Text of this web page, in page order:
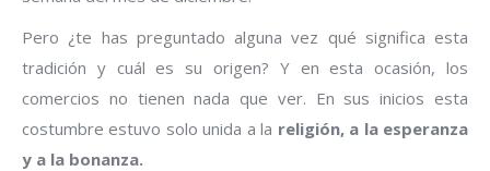
Pero ¿te has preguntado alguna vez qué significa esta
tradición y cuál es su origen? Y en esta ocasión, los
comercios no tienen nada que ver. En sus inicios esta
costumbre estuvo solo unida a la religión, a la esperanza
y a la bonanza.